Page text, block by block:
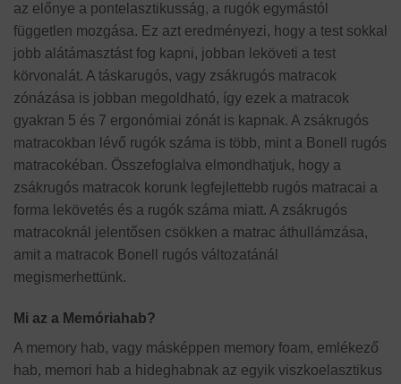
az előnye a pontelasztikusság, a rugók egymástól
független mozgása. Ez azt eredményezi, hogy a test sokkal
jobb alátámasztást fog kapni, jobban leköveti a test
körvonalát. A táskarugós, vagy zsákrugós matracok
zónázása is jobban megoldható, így ezek a matracok
gyakran 5 és 7 ergonómiai zónát is kapnak. A zsákrugós
matracokban lévő rugók száma is több, mint a Bonell rugós
matracokéban. Összefoglalva elmondhatjuk, hogy a
zsákrugós matracok korunk legfejlettebb rugós matracai a
forma lekövetés és a rugók száma miatt. A zsákrugós
matracoknál jelentősen csökken a matrac áthullámzása,
amit a matracok Bonell rugós változatánál
megismerhettünk.
Mi az a Memóriahab?
A memory hab, vagy másképpen memory foam, emlékező
hab, memori hab a hideghabnak az egyik viszkoelasztikus